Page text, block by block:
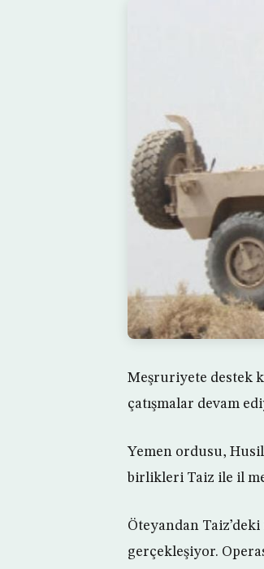
Meşruriyete destek
çatışmalar devam
Yemen ordusu,
birlikleri Taiz ile il
Öteyandan
gerçekleşiyor.